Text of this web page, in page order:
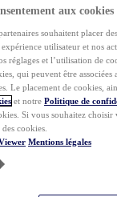
aux cookies
souhaitent placer
utilisateur et nos
réglages et l’utilisation de
qui peuvent être
Le placement de cookies,
et notre Politique de
Si vous souhaitez
cookies.
Mentions légales